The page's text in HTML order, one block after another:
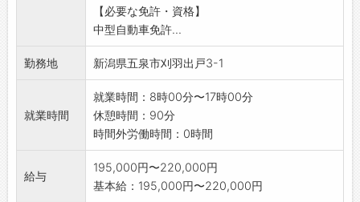
めの言葉をいただくことが、何よりもやりがい
になっています！
複雑な故障への解決法を発見し、修理に至った
／
HAPPYな職場で、あなたと一緒に働ける日を楽
しみにしています♪
＼
【必要な免許・資格】
中型自動車免許...
勤務地 新潟県五泉市刈羽出戸3-1
就業時間
就業時間：8時00分〜17時00分
休憩時間：90分
時間外労働時間：0時間
給与
195,000円〜220,000円
基本給：195,000円〜220,000円